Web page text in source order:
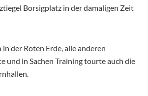
Borsigplatz in der damaligen Zeit
der Roten Erde, alle anderen
und in Sachen Training tourte auch die